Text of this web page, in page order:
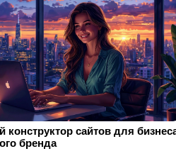
конструктор сайтов для
бренда